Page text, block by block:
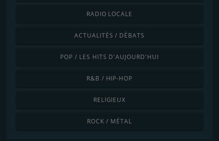
RADIO LOCALE
ACTUALITÉS / DÉBATS
POP / LES HITS D'AUJOURD'HUI
R&B / HIP-HOP
RELIGIEUX
ROCK / MÉTAL